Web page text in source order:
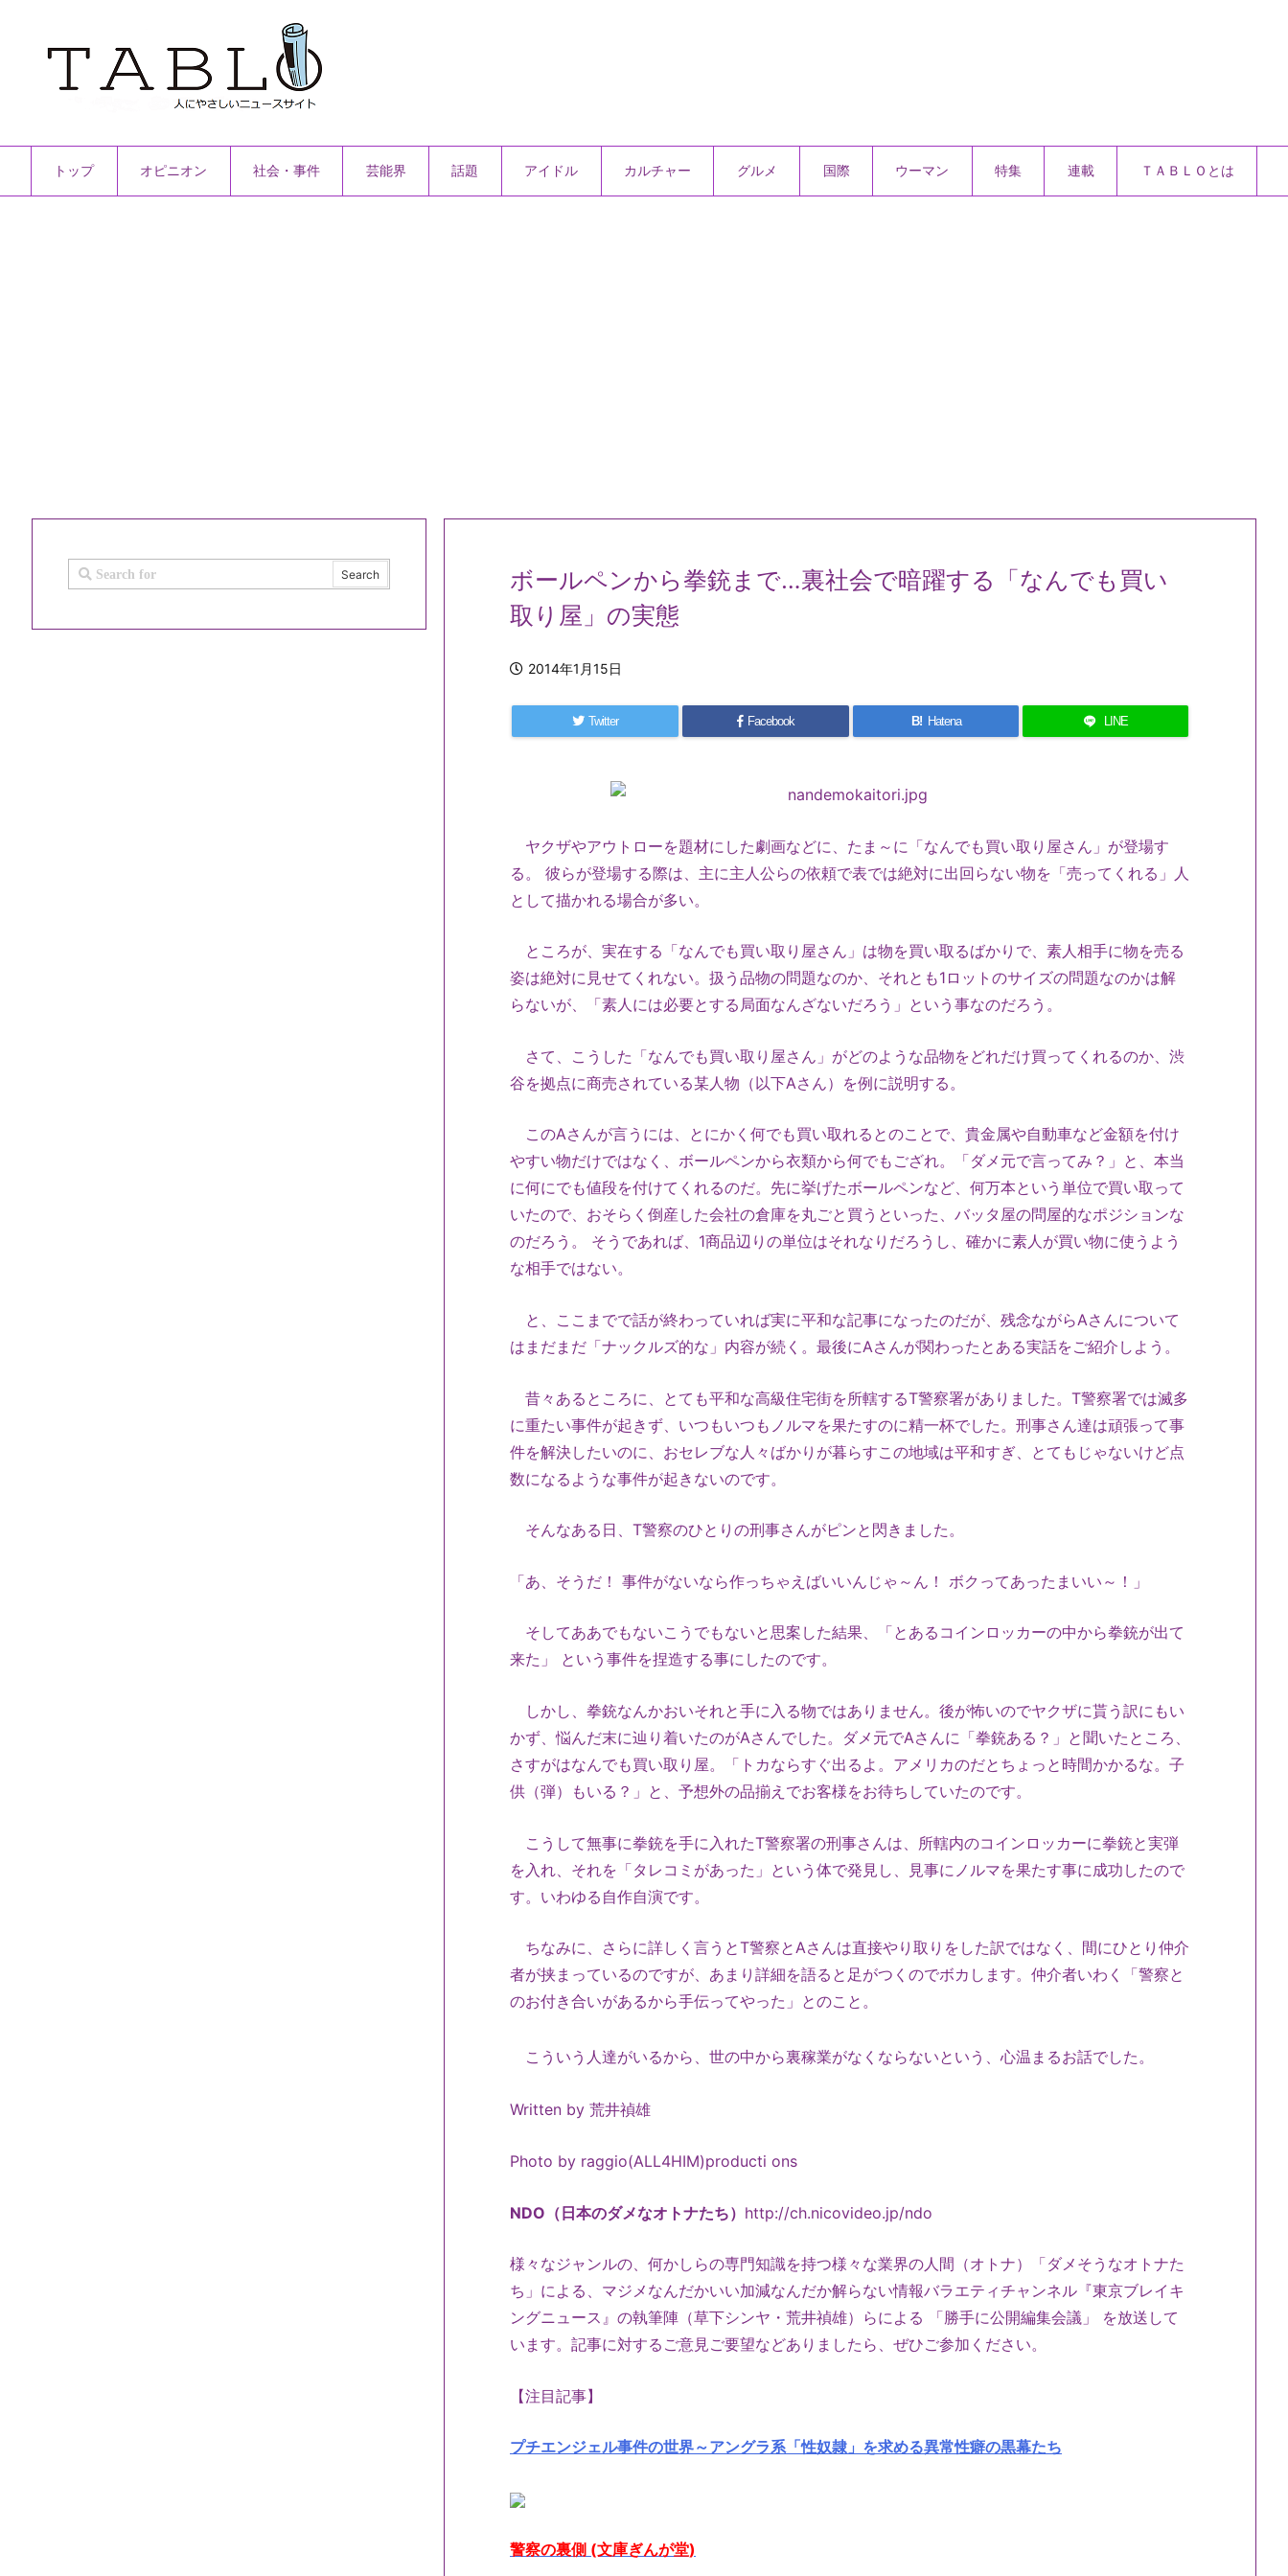
トップ オピニオン 社会・事件 芸能界 話題 アイドル カルチャー グルメ 国際 ウーマン 特集 連載 ＴＡＢＬＯとは
ボールペンから拳銃まで…裏社会で暗躍する「なんでも買い
取り屋」の実態
2014年1月15日
Twitter Facebook B! Hatena LINE
ヤクザやアウトローを題材にした劇画などに、たま～に「なんでも買い取り屋さん」が登場す
る。 彼らが登場する際は、主に主人公らの依頼で表では絶対に出回らない物を「売ってくれる」人
として描かれる場合が多い。
ところが、実在する「なんでも買い取り屋さん」は物を買い取るばかりで、素人相手に物を売る
姿は絶対に見せてくれない。扱う品物の問題なのか、それとも1ロットのサイズの問題なのかは解
らないが、「素人には必要とする局面なんざないだろう」という事なのだろう。
さて、こうした「なんでも買い取り屋さん」がどのような品物をどれだけ買ってくれるのか、渋
谷を拠点に商売されている某人物（以下Aさん）を例に説明する。
このAさんが言うには、とにかく何でも買い取れるとのことで、貴金属や自動車など金額を付け
やすい物だけではなく、ボールペンから衣類から何でもござれ。「ダメ元で言ってみ？」と、本当
に何にでも値段を付けてくれるのだ。先に挙げたボールペンなど、何万本という単位で買い取って
いたので、おそらく倒産した会社の倉庫を丸ごと買うといった、バッタ屋の問屋的なポジションな
のだろう。 そうであれば、1商品辺りの単位はそれなりだろうし、確かに素人が買い物に使うよう
な相手ではない。
と、ここまでで話が終わっていれば実に平和な記事になったのだが、残念ながらAさんについて
はまだまだ「ナックルズ的な」内容が続く。最後にAさんが関わったとある実話をご紹介しよう。
昔々あるところに、とても平和な高級住宅街を所轄するT警察署がありました。T警察署では滅多
に重たい事件が起きず、いつもいつもノルマを果たすのに精一杯でした。刑事さん達は頑張って事
件を解決したいのに、おセレブな人々ばかりが暮らすこの地域は平和すぎ、とてもじゃないけど点
数になるような事件が起きないのです。
そんなある日、T警察のひとりの刑事さんがピンと閃きました。
「あ、そうだ！ 事件がないなら作っちゃえばいいんじゃ～ん！ ボクってあったまいい～！」
そしてああでもないこうでもないと思案した結果、「とあるコインロッカーの中から拳銃が出て
来た」 という事件を捏造する事にしたのです。
しかし、拳銃なんかおいそれと手に入る物ではありません。後が怖いのでヤクザに貰う訳にもい
かず、悩んだ末に辿り着いたのがAさんでした。ダメ元でAさんに「拳銃ある？」と聞いたところ、
さすがはなんでも買い取り屋。「トカならすぐ出るよ。アメリカのだとちょっと時間かかるな。子
供（弾）もいる？」と、予想外の品揃えでお客様をお待ちしていたのです。
こうして無事に拳銃を手に入れたT警察署の刑事さんは、所轄内のコインロッカーに拳銃と実弾
を入れ、それを「タレコミがあった」という体で発見し、見事にノルマを果たす事に成功したので
す。いわゆる自作自演です。
ちなみに、さらに詳しく言うとT警察とAさんは直接やり取りをした訳ではなく、間にひとり仲介
者が挟まっているのですが、あまり詳細を語ると足がつくのでボカします。仲介者いわく「警察と
のお付き合いがあるから手伝ってやった」とのこと。
こういう人達がいるから、世の中から裏稼業がなくならないという、心温まるお話でした。
Written by 荒井禎雄
Photo by raggio(ALL4HIM)producti ons
NDO（日本のダメなオトナたち） http://ch.nicovideo.jp/ndo
様々なジャンルの、何かしらの専門知識を持つ様々な業界の人間（オトナ）「ダメそうなオトナた
ち」による、マジメなんだかいい加減なんだか解らない情報バラエティチャンネル『東京ブレイキ
ングニュース』の執筆陣（草下シンヤ・荒井禎雄）らによる 「勝手に公開編集会議」 を放送して
います。記事に対するご意見ご要望などありましたら、ぜひご参加ください。
【注目記事】
プチエンジェル事件の世界～アングラ系「性奴隷」を求める異常性癖の黒幕たち
警察の裏側 (文庫ぎんが堂)